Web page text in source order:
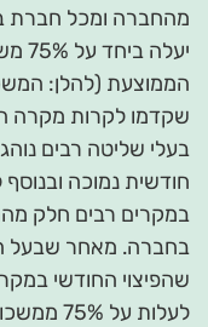
מהחברה ומכל חברת
שקדמו לקרות מקרה
בעלי שליטה רבים
חודשית נמוכה ובנוסף
במקרים רבים חלק
בחברה. מאחר שבעל
שהפיצוי החודשי
לעלות